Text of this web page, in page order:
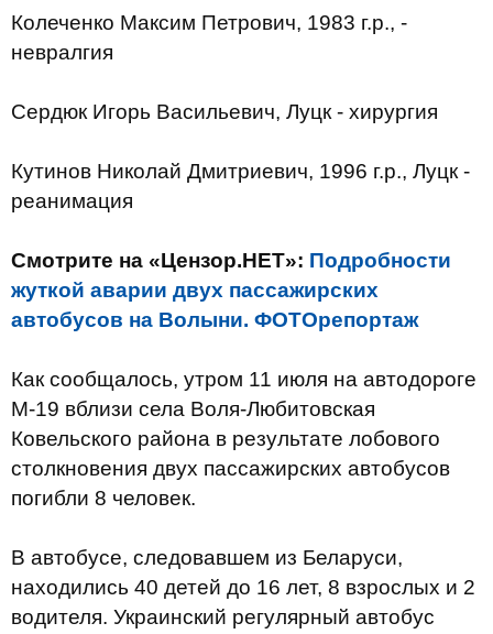
Колеченко Максим Петрович, 1983 г.р., -
невралгия
Сердюк Игорь Васильевич, Луцк - хирургия
Кутинов Николай Дмитриевич, 1996 г.р., Луцк -
реанимация
Смотрите на «Цензор.НЕТ»: Подробности
жуткой аварии двух пассажирских
автобусов на Волыни. ФОТОрепортаж
Как сообщалось, утром 11 июля на автодороге
М-19 вблизи села Воля-Любитовская
Ковельского района в результате лобового
столкновения двух пассажирских автобусов
погибли 8 человек.
В автобусе, следовавшем из Беларуси,
находились 40 детей до 16 лет, 8 взрослых и 2
водителя. Украинский регулярный автобус